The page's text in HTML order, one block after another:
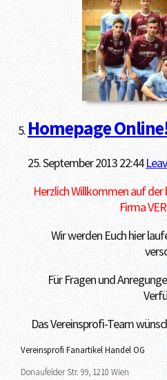
Homepage
25. September 2013 22:44
Herzlich Willkommen auf
Firma
Wir werden Euch hier
Für Fragen und
Das Vereinsprofi-Team
Vereinsprofi Fanartikel Handel OG
Donaufelder Str. 99, 1210 Wien